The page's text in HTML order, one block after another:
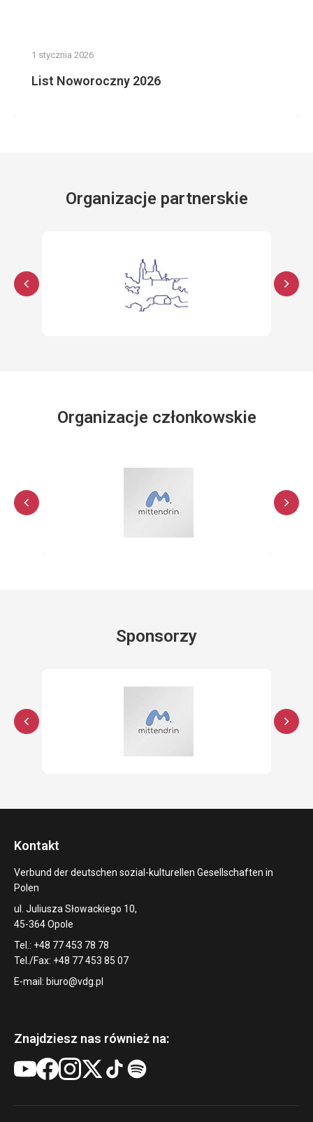
1 stycznia 2026
List Noworoczny 2026
Organizacje partnerskie
Organizacje członkowskie
Sponsorzy
Kontakt
Verbund der deutschen sozial-kulturellen Gesellschaften in
Polen
ul. Juliusza Słowackiego 10,
45-364 Opole
Tel.: +48 77 453 78 78
Tel./Fax: +48 77 453 85 07
E-mail: biuro@vdg.pl
Znajdziesz nas również na: